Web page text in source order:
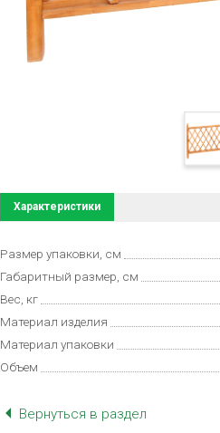
Характеристики
Размер упаковки, см
Габаритный размер, см
Вес, кг
Материал изделия
Материал упаковки
Объем
Вернуться в раздел